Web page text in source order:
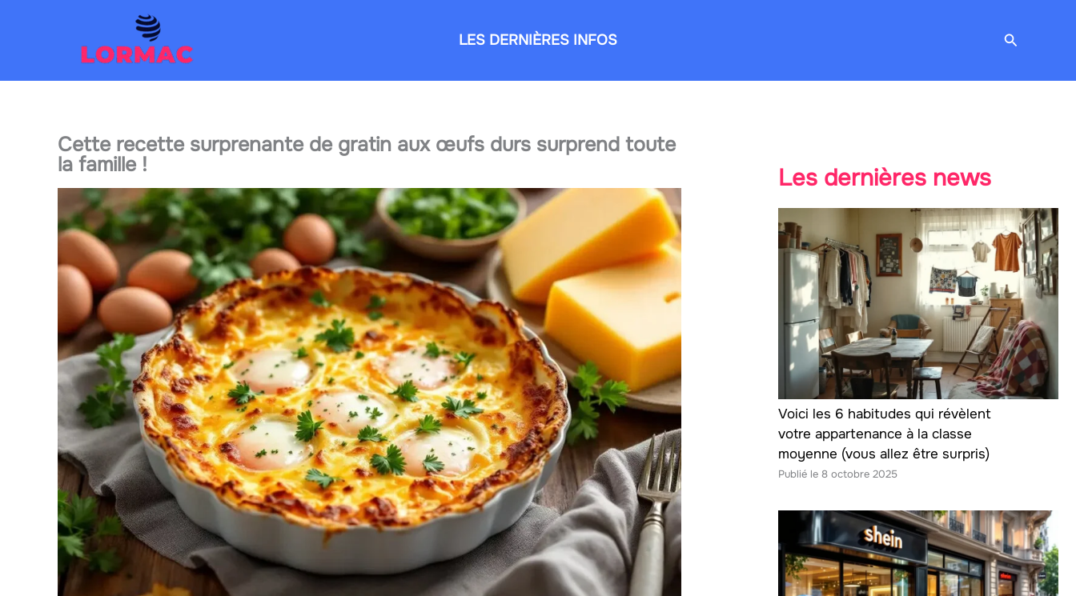
LES DERNIÈRES INFOS
Cette recette surprenante de gratin aux œufs durs surprend toute
la famille ! Les dernières news
Voici les 6 habitudes qui révèlent
votre appartenance à la classe
moyenne (vous allez être surpris)
8 octobre 2025